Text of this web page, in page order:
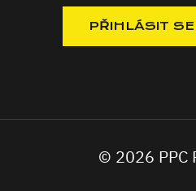
© 2026 PPC